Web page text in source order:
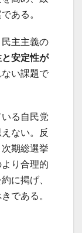
ある。
民主主義の
安定性が
い課題で
る自民党
ない。反
期総選挙
り合理的
に掲げ、
である。